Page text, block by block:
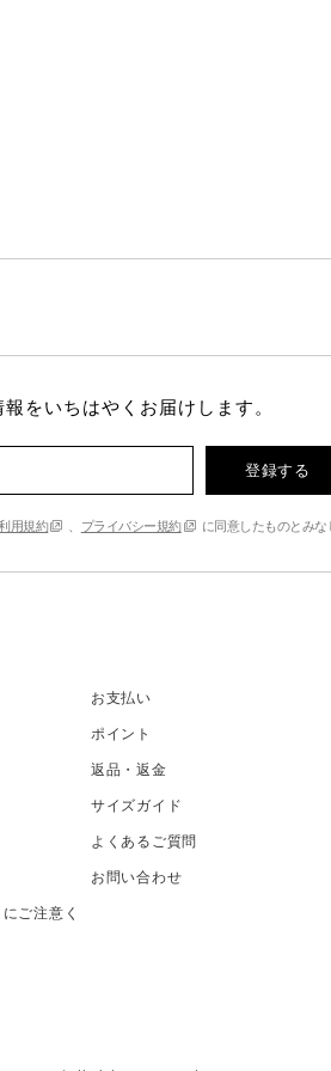
をいちはやくお届けします。
登録する
用規約 プライバシー規約 に同意したものとみな
お支払い
ポイント
返品・返金
サイズガイド
よくあるご質問
お問い合わせ
ご注意く